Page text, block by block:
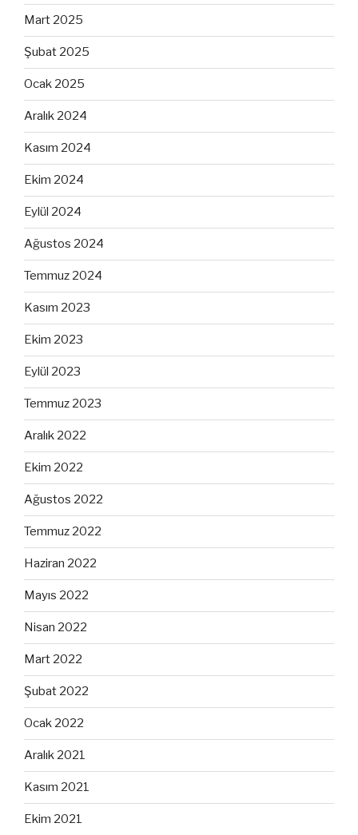
Mart 2025
Şubat 2025
Ocak 2025
Aralık 2024
Kasım 2024
Ekim 2024
Eylül 2024
Ağustos 2024
Temmuz 2024
Kasım 2023
Ekim 2023
Eylül 2023
Temmuz 2023
Aralık 2022
Ekim 2022
Ağustos 2022
Temmuz 2022
Haziran 2022
Mayıs 2022
Nisan 2022
Mart 2022
Şubat 2022
Ocak 2022
Aralık 2021
Kasım 2021
Ekim 2021